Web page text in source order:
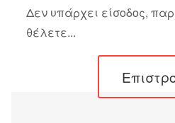
Δεν υπάρχει είσοδος,
θέλετε...